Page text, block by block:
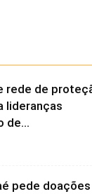
rede de
lideranças
de...
pede